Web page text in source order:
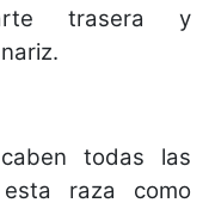
trasera y
todas las
raza como